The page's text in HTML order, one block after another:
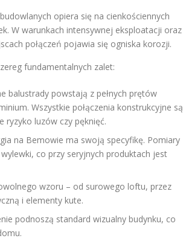
opiera się na cienkościennych
W warunkach intensywnej eksploatacji oraz
połączeń pojawia się ogniska korozji.
fundamentalnych zalet:
balustrady powstają z pełnych prętów
Wszystkie połączenia konstrukcyjne są
luzów czy pęknięć.
na Bemowie ma swoją specyfikę. Pomiary
co przy seryjnych produktach jest
wzoru – od surowego loftu, przez
i elementy kute.
podnoszą standard wizualny budynku, co